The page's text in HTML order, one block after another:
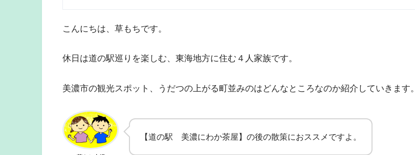
こんにちは、草もちです。
休日は道の駅巡りを楽しむ、東海地方に住む４人家族です。
美濃市の観光スポット、うだつの上がる町並みのはどんなところなのか紹介していきます。
【道の駅 美濃にわか茶屋】の後の散策におススメですよ。